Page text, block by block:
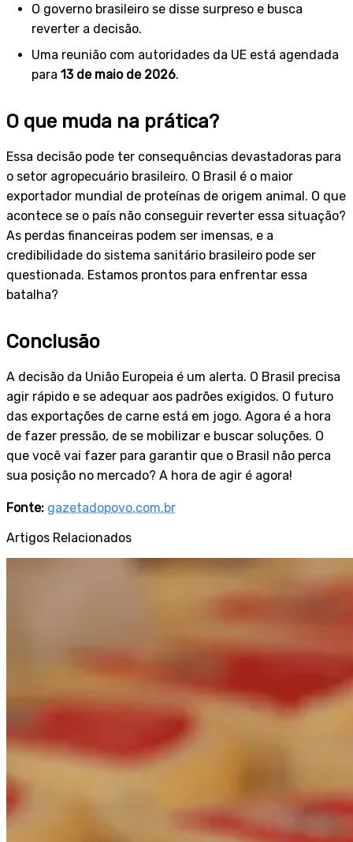
O governo brasileiro se disse surpreso e busca
reverter a decisão.
Uma reunião com autoridades da UE está agendada
para 13 de maio de 2026.
O que muda na prática?
Essa decisão pode ter consequências devastadoras para
o setor agropecuário brasileiro. O Brasil é o maior
exportador mundial de proteínas de origem animal. O que
acontece se o país não conseguir reverter essa situação?
As perdas financeiras podem ser imensas, e a
credibilidade do sistema sanitário brasileiro pode ser
questionada. Estamos prontos para enfrentar essa
batalha?
Conclusão
A decisão da União Europeia é um alerta. O Brasil precisa
agir rápido e se adequar aos padrões exigidos. O futuro
das exportações de carne está em jogo. Agora é a hora
de fazer pressão, de se mobilizar e buscar soluções. O
que você vai fazer para garantir que o Brasil não perca
sua posição no mercado? A hora de agir é agora!
Fonte: gazetadopovo.com.br
Artigos Relacionados